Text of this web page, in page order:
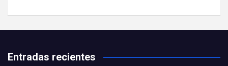
Entradas recientes